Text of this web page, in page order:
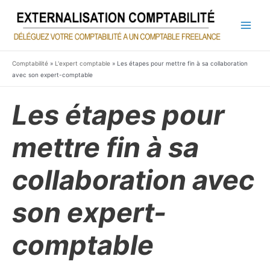
contenu
Comptabilité » L'expert comptable » Les étapes pour mettre fin à sa collaboration
avec son expert-comptable
Les étapes pour
mettre fin à sa
collaboration avec
son expert-
comptable